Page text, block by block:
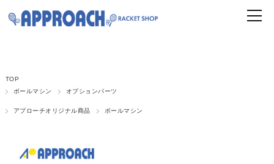
TOP
ボールマシン
オプションパーツ
アプローチオリジナル商品 ボールマシン